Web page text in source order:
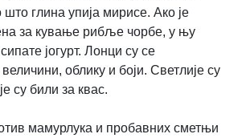
глина упија мирисе. Ако је
за кување рибље чорбе, у њу
јогурт. Лонци су се
облику и боји. Светлије су
су били за квас.
мамурлука и пробавних сметњи